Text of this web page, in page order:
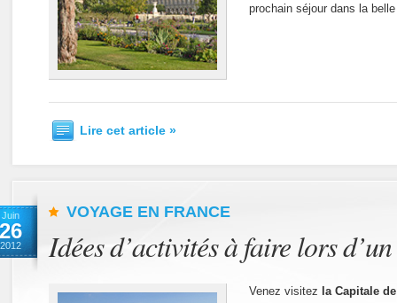
prochain séjour dans la
Lire cet article »
Juin
26
2012
VOYAGE EN FRANCE
Idées d’activités à faire lors
Venez visitez la Capitale